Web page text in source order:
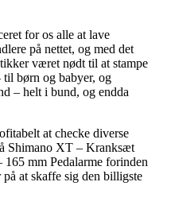
for os alle at lave
på nettet, og med det
været nødt til at stampe
til børn og babyer, og
– helt i bund, og endda
at checke diverse
Shimano XT – Kranksæt
mm Pedalarme forinden
på at skaffe sig den billigste